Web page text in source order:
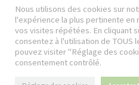
Nous utilisons des cookies sur
l'expérience la plus pertinente
vos visites répétées. En cliquant
consentez à l'utilisation de TOUS
pouvez visiter "Réglage des
consentement contrôlé.